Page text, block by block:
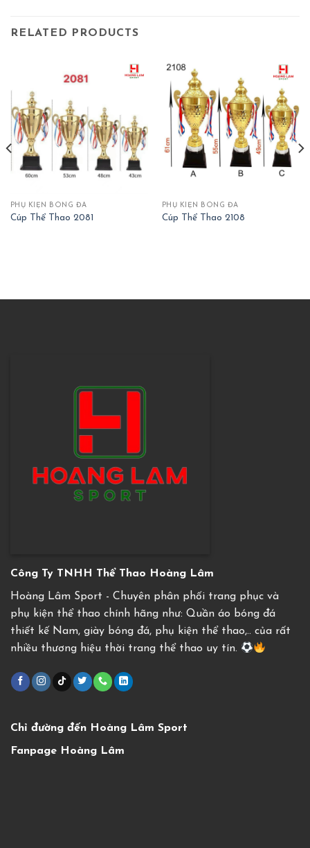
RELATED PRODUCTS
PHỤ KIỆN BÓNG ĐÁ
Cúp Thể Thao 2081
PHỤ KIỆN BÓNG ĐÁ
Cúp Thể Thao 2108
Công Ty TNHH Thể Thao Hoàng Lâm
Hoàng Lâm Sport - Chuyên phân phối trang phục và
phụ kiện thể thao chính hãng như: Quần áo bóng đá
thiết kế Nam, giày bóng đá, phụ kiện thể thao,.. của rất
nhiều thương hiệu thời trang thể thao uy tín.
Chỉ đường đến Hoàng Lâm Sport
Fanpage Hoàng Lâm